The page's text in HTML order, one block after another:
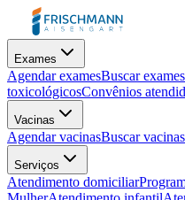
Exames
Agendar examesBuscar exames
toxicológicosConvênios
Vacinas
Agendar vacinasBuscar vacinas
Serviços
Atendimento domiciliar